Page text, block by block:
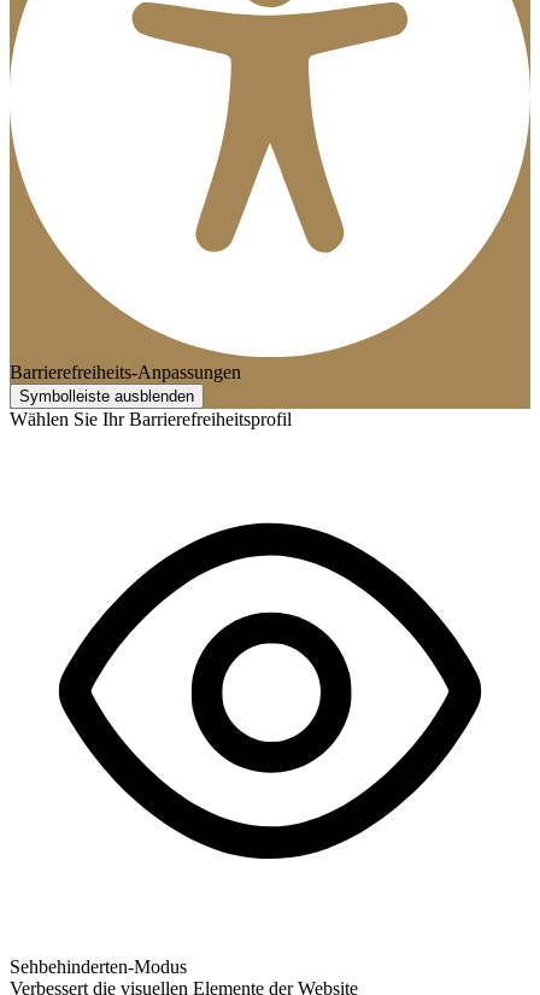
Barrierefreiheits-Anpassungen
Symbolleiste ausblenden
Wählen Sie Ihr Barrierefreiheitsprofil
Sehbehinderten-Modus
Verbessert die visuellen Elemente der Website